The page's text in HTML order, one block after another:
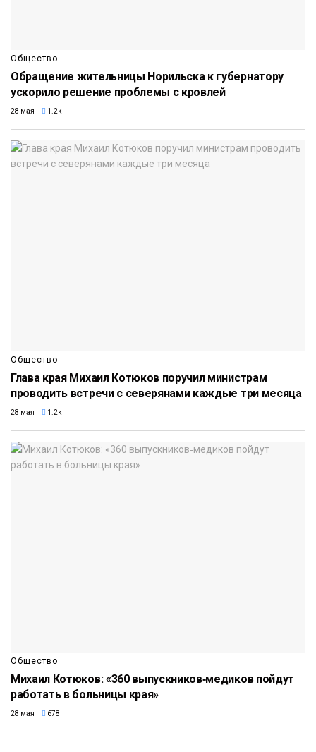
Общество
Обращение жительницы Норильска к губернатору
ускорило решение проблемы с кровлей
28 мая 1.2k
Общество
Глава края Михаил Котюков поручил министрам
проводить встречи с северянами каждые три месяца
28 мая 1.2k
Общество
Михаил Котюков: «360 выпускников‑медиков пойдут
работать в больницы края»
28 мая 678